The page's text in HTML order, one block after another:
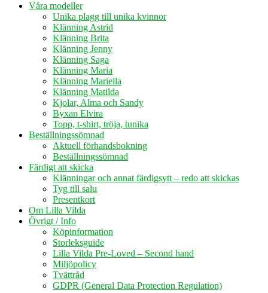
Våra modeller
Unika plagg till unika kvinnor
Klänning Astrid
Klänning Brita
Klänning Jenny
Klänning Saga
Klänning Maria
Klänning Mariella
Klänning Matilda
Kjolar, Alma och Sandy
Byxan Elvira
Topp, t-shirt, tröja, tunika
Beställningssömnad
Aktuell förhandsbokning
Beställningssömnad
Färdigt att skicka
Klänningar och annat färdigsytt – redo att skickas
Tyg till salu
Presentkort
Om Lilla Vilda
Övrigt / Info
Köpinformation
Storleksguide
Lilla Vilda Pre-Loved – Second hand
Miljöpolicy
Tvättråd
GDPR (General Data Protection Regulation)